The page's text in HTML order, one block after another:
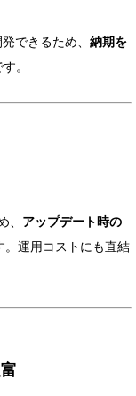
できるため、 納期を
。
アップデート時の
運用コストにも直結